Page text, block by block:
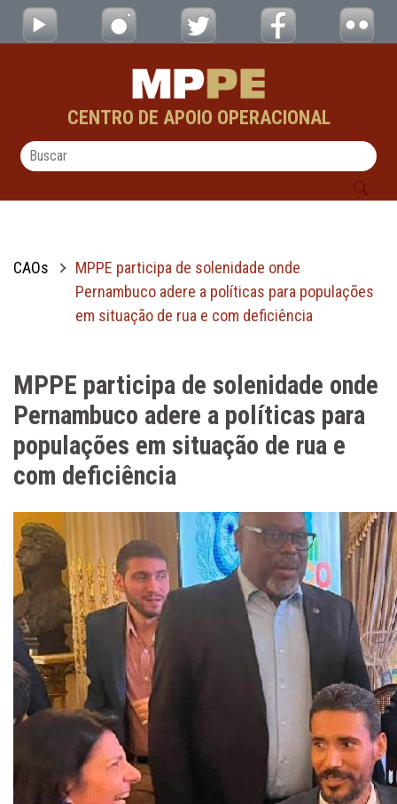
Pular para o Conteúdo principal
MPPE participa de solenidade onde
CENTRO DE APOIO OPERACIONAL
CAOs
MPPE participa de solenidade onde
Pernambuco adere a políticas para populações
em situação de rua e com deficiência
MPPE participa de solenidade onde
Pernambuco adere a políticas para
populações em situação de rua e
com deficiência